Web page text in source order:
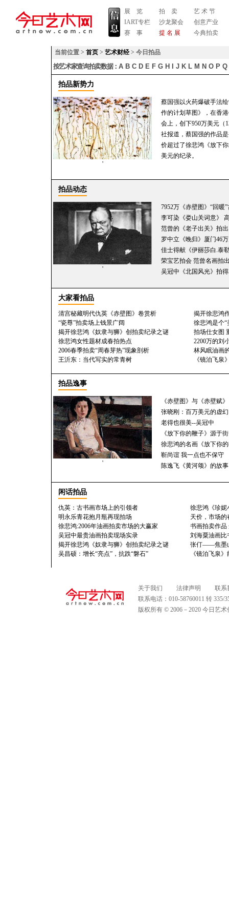
展 览
IART专栏
赛 事
拍 卖
沙龙聚会
提 名 展
艺 术 节
创意产业
今典拍卖
当前位置 > 首页 > 艺术财经> 今日拍品
按艺术家查询拍卖数据： A B C D E F G H J K L M N O P Q
拍品新势力
'
蔡国强以火药爆破手法
作的计划草图》，在香
会上，创下950万美元（
社报道，蔡国强的作品
价超过了徐悲鸿《放下
美元的纪录。
拍品动态
'
7952万《赤壁图》“回暖
李可染《娄山关词意》
范曾的《老子出关》拍出
罗中立《晚归》厦门46
佳士得献《伊丽莎白.泰
荣宝艺拍会 范曾名画拍
吴冠中《北国风光》拍
大家看拍品
清宫秘藏明代仇英《赤壁图》卷赏析
“瓷尊”拍卖场上钱景广阔
揭开徐悲鸿《奴隶与狮》创拍卖纪录之谜
徐悲鸿女性题材成春拍热点
2006春季拍卖“周春芽热”现象剖析
王沂东：当代写实的常青树
揭开徐悲鸿
徐悲鸿是个“
拍场仕女图
2200万的刘
林风眠油画
《镜泊飞泉
拍品逸事
'
《赤壁图》与《赤壁赋》
张晓刚：百万美元的虚幻
老得也很美--吴冠中
《放下你的鞭子》源于
徐悲鸿的名画《放下你
靳尚谊 我一点也不保守
陈逸飞《黄河颂》的故事
闲话拍品
仇英：古书画市场上的引领者
明永乐青花抱月瓶再现拍场
徐悲鸿:2006年油画拍卖市场的大赢家
吴冠中最贵油画拍卖现场实录
揭开徐悲鸿《奴隶与狮》创拍卖纪录之谜
吴昌硕：增长“亮点”，抗跌“磐石”
徐悲鸿《珍
天价，市场
书画拍卖作品
刘海粟油画比
张仃——焦墨
《镜泊飞泉
关于我们 法律声明
联系
联系电话：010-58760011 转
版权所有 © 2006－2020 今日艺